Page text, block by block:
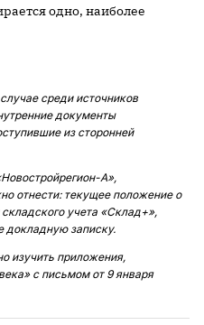
одно, наиболее
среди источников
документы
из сторонней
А»,
отнести: текущее положение о
учета «Склад+»,
докладную записку.
изучить приложения,
с письмом от 9 января